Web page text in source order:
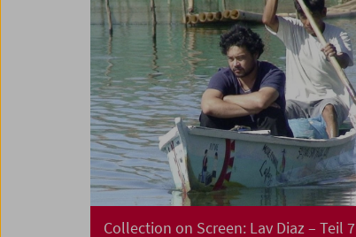
Collection on Screen: Lav Diaz – Teil 7